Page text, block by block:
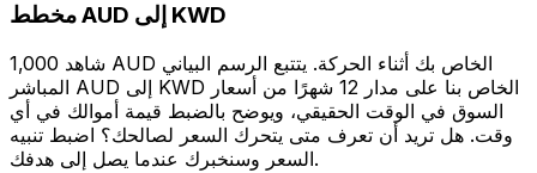
مخطط AUD إلى KWD
شاهد 1,000 AUD الخاص بك أثناء الحركة. يتتبع الرسم البياني
المباشر AUD إلى KWD الخاص بنا على مدار 12 شهرًا من أسعار
السوق في الوقت الحقيقي، ويوضح بالضبط قيمة أموالك في أي
وقت. هل تريد أن تعرف متى يتحرك السعر لصالحك؟ اضبط تنبيه
السعر وسنخبرك عندما يصل إلى هدفك.